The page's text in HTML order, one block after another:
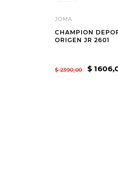
JOMA
CHAMPION
ORIGEN JR 2601
$ 2390,00 $ 1606,